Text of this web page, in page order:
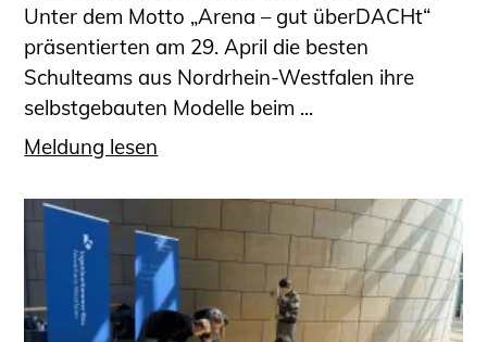
Unter dem Motto „Arena – gut überDACHt“
präsentierten am 29. April die besten
Schulteams aus Nordrhein-Westfalen ihre
selbstgebauten Modelle beim ...
Meldung lesen